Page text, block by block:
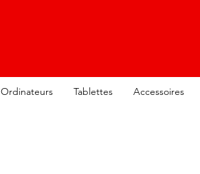
Ordinateurs Tablettes Accessoires